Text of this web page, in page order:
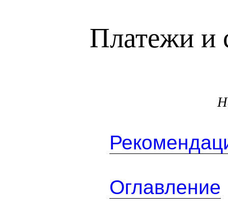
Платежи и
Оглавление